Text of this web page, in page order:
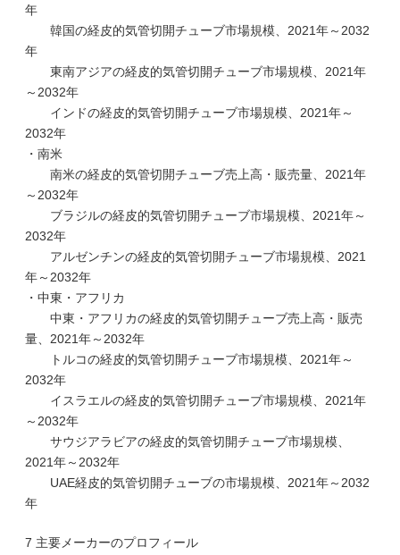
年
韓国の経皮的気管切開チューブ市場規模、2021年～2032
年
東南アジアの経皮的気管切開チューブ市場規模、2021年
～2032年
インドの経皮的気管切開チューブ市場規模、2021年～
2032年
・南米
南米の経皮的気管切開チューブ売上高・販売量、2021年
～2032年
ブラジルの経皮的気管切開チューブ市場規模、2021年～
2032年
アルゼンチンの経皮的気管切開チューブ市場規模、2021
年～2032年
・中東・アフリカ
中東・アフリカの経皮的気管切開チューブ売上高・販売
量、2021年～2032年
トルコの経皮的気管切開チューブ市場規模、2021年～
2032年
イスラエルの経皮的気管切開チューブ市場規模、2021年
～2032年
サウジアラビアの経皮的気管切開チューブ市場規模、
2021年～2032年
UAE経皮的気管切開チューブの市場規模、2021年～2032
年
7 主要メーカーのプロフィール